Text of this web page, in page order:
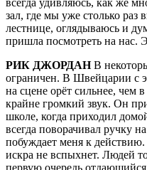
зал, где мы уже столько
лестнице, оглядываюсь и
пришла посмотреть на нас.
РИК ДЖОРДАНВ
ограничен. В Швейцарии с
на сцене орёт сильнее, чем
крайне громкий звук. Он
школе, когда приходил
всегда поворачивал ручку
побуждает меня к
искра не вспыхнет. Людей
первую очередь